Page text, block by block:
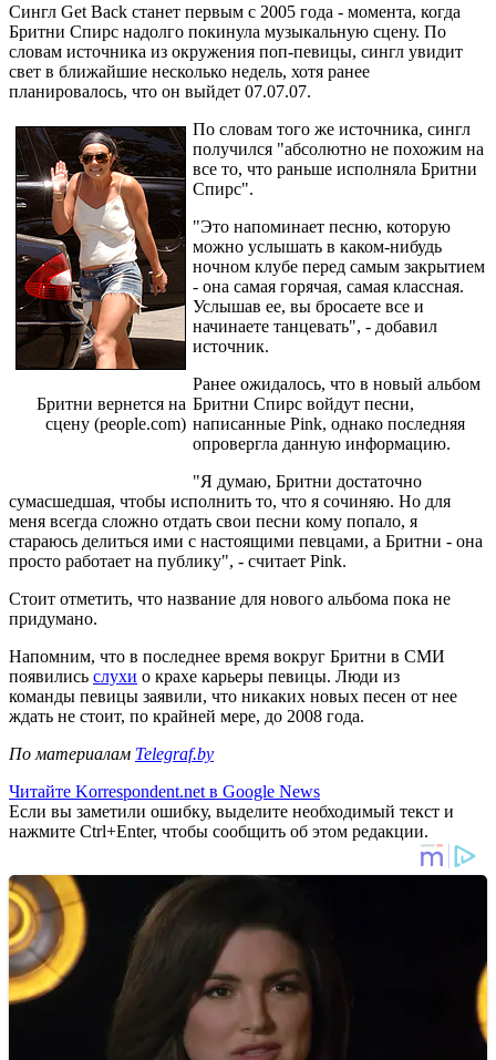
Сингл Get Back станет первым с 2005 года - момента, когда
Бритни Спирс надолго покинула музыкальную сцену. По
словам источника из окружения поп-певицы, сингл увидит
свет в ближайшие несколько недель, хотя ранее
планировалось, что он выйдет 07.07.07.
Бритни вернется на
сцену (people.com)
По словам того же источника, сингл
получился "абсолютно не похожим на
все то, что раньше исполняла Бритни
Спирс".
"Это напоминает песню, которую
можно услышать в каком-нибудь
ночном клубе перед самым закрытием
- она самая горячая, самая классная.
Услышав ее, вы бросаете все и
начинаете танцевать", - добавил
источник.
Ранее ожидалось, что в новый альбом
Бритни Спирс войдут песни,
написанные Pink, однако последняя
опровергла данную информацию.
"Я думаю, Бритни достаточно
сумасшедшая, чтобы исполнить то, что я сочиняю. Но для
меня всегда сложно отдать свои песни кому попало, я
стараюсь делиться ими с настоящими певцами, а Бритни - она
просто работает на публику", - считает Pink.
Стоит отметить, что название для нового альбома пока не
придумано.
Напомним, что в последнее время вокруг Бритни в СМИ
появились слухи о крахе карьеры певицы. Люди из
команды певицы заявили, что никаких новых песен от нее
ждать не стоит, по крайней мере, до 2008 года.
По материалам Telegraf.by
Читайте Korrespondent.net в Google News
Если вы заметили ошибку, выделите необходимый текст и
нажмите Ctrl+Enter, чтобы сообщить об этом редакции.